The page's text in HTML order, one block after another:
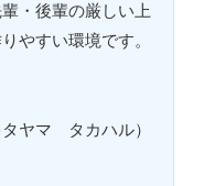
・後輩の厳しい上
やすい環境です。
ヤマ タカハル）